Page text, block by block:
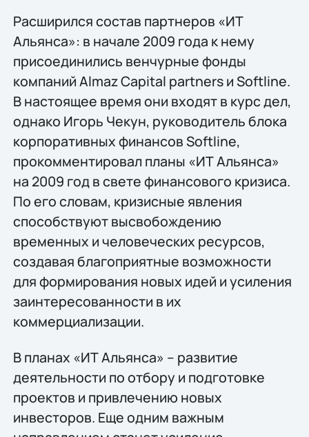
Расширился состав партнеров «ИТ
Альянса»: в начале 2009 года к нему
присоединились венчурные фонды
компаний Almaz Capital partners и Softline.
В настоящее время они входят в курс дел,
однако Игорь Чекун, руководитель блока
корпоративных финансов Softline,
прокомментировал планы «ИТ Альянса»
на 2009 год в свете финансового кризиса.
По его словам, кризисные явления
способствуют высвобождению
временных и человеческих ресурсов,
создавая благоприятные возможности
для формирования новых идей и усиления
заинтересованности в их
коммерциализации.
В планах «ИТ Альянса» – развитие
деятельности по отбору и подготовке
проектов и привлечению новых
инвесторов. Еще одним важным